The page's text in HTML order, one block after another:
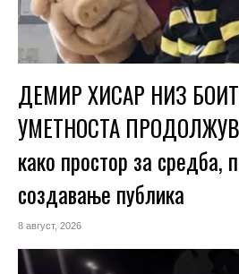
ДЕМИР ХИСАР НИЗ
УМЕТНОСТА
како простор за средба,
создавање публика
8 август, 2026